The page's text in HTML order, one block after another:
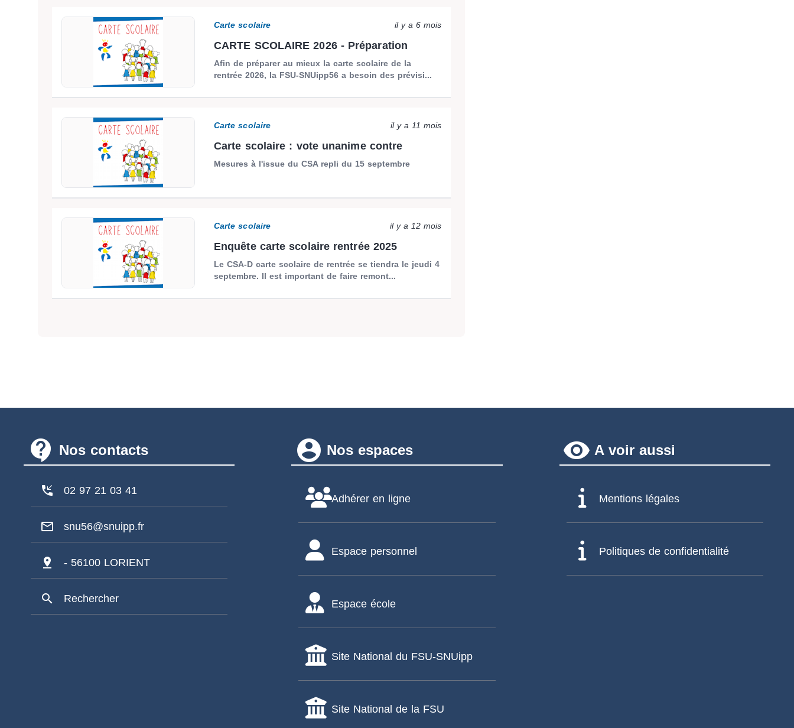
Carte scolaire il y a 6 mois
CARTE SCOLAIRE 2026 - Préparation
Afin de préparer au mieux la carte scolaire de la
rentrée 2026, la FSU-SNUipp56 a besoin des prévisi...
Carte scolaire il y a 11 mois
Carte scolaire : vote unanime contre
Mesures à l'issue du CSA repli du 15 septembre
Carte scolaire il y a 12 mois
Enquête carte scolaire rentrée 2025
Le CSA-D carte scolaire de rentrée se tiendra le jeudi 4
septembre. Il est important de faire remont...
contact_support Nos contacts
phone_callback 02 97 21 03 41
mail_outline snu56@snuipp.fr
pin_drop - 56100 LORIENT
search Rechercher
account_circle Nos espaces
Adhérer en ligne
Espace personnel
Espace école
Site National du FSU-SNUipp
Site National de la FSU
remove_red_eye A voir aussi
Mentions légales
Politiques de confidentialité